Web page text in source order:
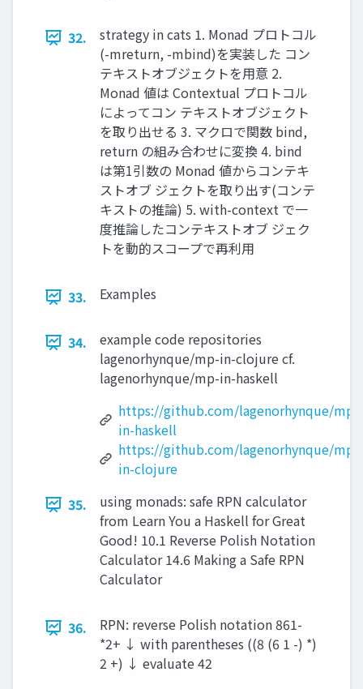
32.
strategy in cats 1. Monad プロトコル
(-mreturn, -mbind)を実装した コン
テキストオブジェクトを⽤意 2.
Monad 値は Contextual プロトコル
によってコン テキストオブジェクト
を取り出せる 3. マクロで関数 bind,
return の組み合わせに変換 4. bind
は第1引数の Monad 値からコンテキ
ストオブ ジェクトを取り出す(コンテ
キストの推論) 5. with-context で⼀
度推論したコンテキストオブ ジェク
トを動的スコープで再利⽤
33. Examples
34.
example code repositories
lagenorhynque/mp-in-clojure cf.
lagenorhynque/mp-in-haskell
https://github.com/lagenorhynque/mp-
in-haskell
https://github.com/lagenorhynque/mp-
in-clojure
35.
using monads: safe RPN calculator
from Learn You a Haskell for Great
Good! 10.1 Reverse Polish Notation
Calculator 14.6 Making a Safe RPN
Calculator
36.
RPN: reverse Polish notation 861-
*2+ ↓ with parentheses ((8 (6 1 -) *)
2 +) ↓ evaluate 42